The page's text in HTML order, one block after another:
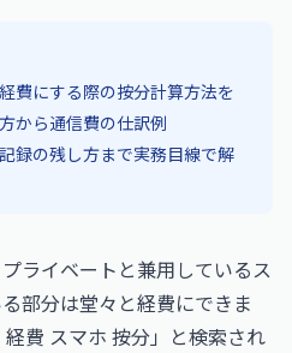
費にする際の按分計算方法を
から通信費の仕訳例
録の残し方まで実務目線で解
ライベートと兼用しているス
部分は堂々と経費にできま
費 スマホ 按分」と検索され